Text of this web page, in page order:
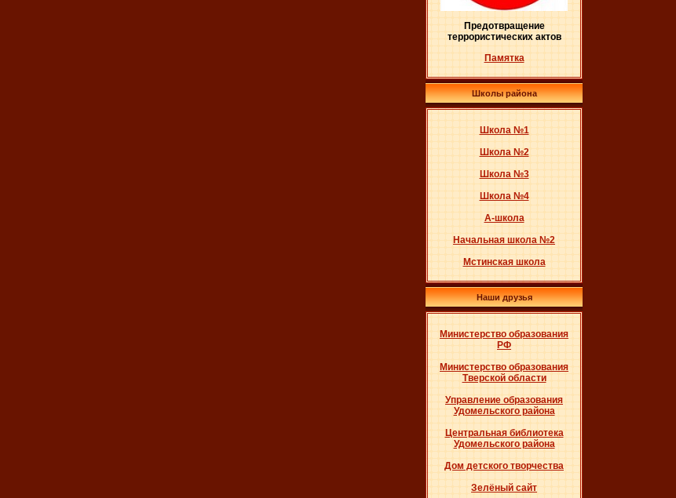
Предотвращение
террористических актов
Памятка
Школы района
Школа №1
Школа №2
Школа №3
Школа №4
А-школа
Начальная школа №2
Мстинская школа
Наши друзья
Министерство образования
РФ
Министерство образования
Тверской области
Управление образования
Удомельского района
Центральная библиотека
Удомельского района
Дом детского творчества
Зелёный сайт